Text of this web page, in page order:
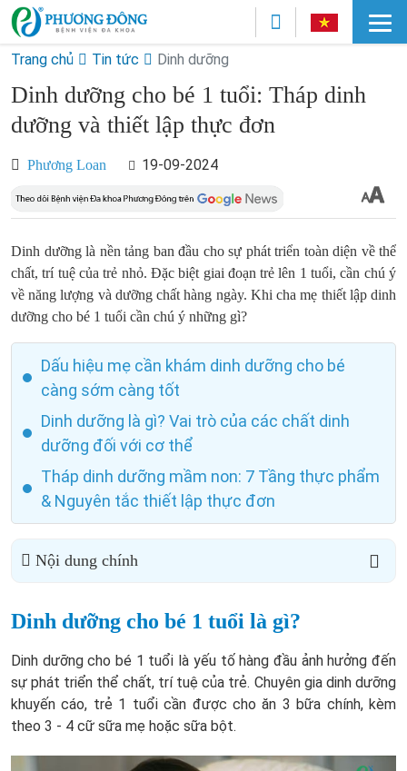
Trang chủ Tin tức Dinh dưỡng
Dinh dưỡng cho bé 1 tuổi: Tháp dinh
dưỡng và thiết lập thực đơn
Phương Loan 19-09-2024
Dinh dưỡng là nền tảng ban đầu cho sự phát triển toàn diện về thể
chất, trí tuệ của trẻ nhỏ. Đặc biệt giai đoạn trẻ lên 1 tuổi, cần chú ý
về năng lượng và dưỡng chất hàng ngày. Khi cha mẹ thiết lập dinh
dưỡng cho bé 1 tuổi cần chú ý những gì?
Dấu hiệu mẹ cần khám dinh dưỡng cho bé
càng sớm càng tốt
Dinh dưỡng là gì? Vai trò của các chất dinh
dưỡng đối với cơ thể
Tháp dinh dưỡng mầm non: 7 Tầng thực phẩm
& Nguyên tắc thiết lập thực đơn
Nội dung chính
Dinh dưỡng cho bé 1 tuổi là gì?
Dinh dưỡng cho bé 1 tuổi là yếu tố hàng đầu ảnh hưởng đến
sự phát triển thể chất, trí tuệ của trẻ. Chuyên gia dinh dưỡng
khuyến cáo, trẻ 1 tuổi cần được cho ăn 3 bữa chính, kèm
theo 3 - 4 cữ sữa mẹ hoặc sữa bột.